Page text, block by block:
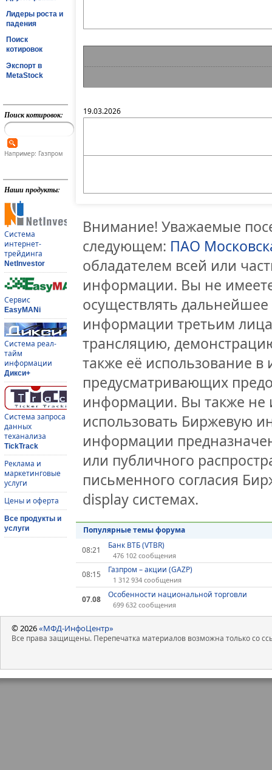
Лидеры роста и
падения
Поиск
котировок
Экспорт в
MetaStock
Поиск котировок:
Например: Газпром
Наши продукты:
Система
интернет-
трейдинга
NetInvestor
Сервис
EasyMANi
Система реал-
тайм
информации
Дикси+
Система запроса
данных
теханализа
TickTrack
Реклама и
маркетинговые
услуги
Цены и оферта
Все продукты и
услуги
19.03.2026
Внимание! Уважаемые
следующем: ПАО
обладателем всей или
информации. Вы не
осуществлять
информации третьим
трансляцию,
также её использование
предусматривающих
информации. Вы также не
использовать Биржевую
информации
или публичного
письменного согласия
display системах.
Популярные темы форума
08:21
Банк ВТБ (VTBR)
476 102 сообщения
08:15 Газпром – акции (GAZP)
1 312 934 сообщения
07.08 Особенности национальной торговли
699 632 сообщения
© 2026«МФД-ИнфоЦентр»
Все права защищены. Перепечатка материалов возможна только со